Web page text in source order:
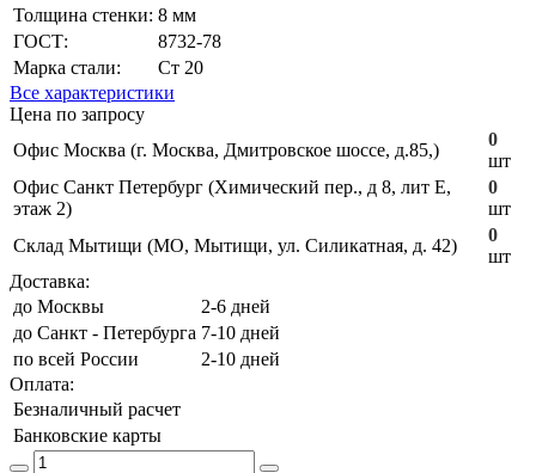
Толщина стенки: 8 мм
ГОСТ:
8732-78
Марка стали:
Ст 20
Все характеристики
Цена по запросу
Офис Москва (г. Москва, Дмитровское шоссе, д.85,)
0
шт
Офис Санкт Петербург (Химический пер., д 8, лит Е,
этаж 2)
0
шт
Склад Мытищи (МО, Мытищи, ул. Силикатная, д. 42)
0
шт
Доставка:
до Москвы
2-6 дней
до Санкт - Петербурга 7-10 дней
по всей России
2-10 дней
Оплата:
Безналичный расчет
Банковские карты